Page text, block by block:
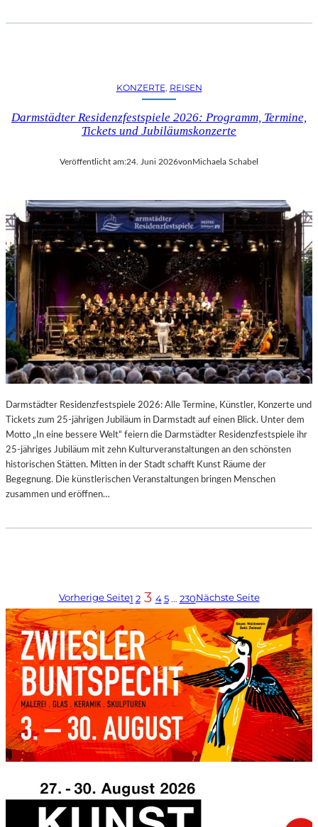
KONZERTE, REISEN
Darmstädter Residenzfestspiele 2026: Programm, Termine,
Tickets und Jubiläumskonzerte
Veröffentlicht am:24. Juni 2026vonMichaela Schabel
Darmstädter Residenzfestspiele 2026: Alle Termine, Künstler, Konzerte und
Tickets zum 25-jährigen Jubiläum in Darmstadt auf einen Blick. Unter dem
Motto „In eine bessere Welt“ feiern die Darmstädter Residenzfestspiele ihr
25-jähriges Jubiläum mit zehn Kulturveranstaltungen an den schönsten
historischen Stätten. Mitten in der Stadt schafft Kunst Räume der
Begegnung. Die künstlerischen Veranstaltungen bringen Menschen
zusammen und eröffnen…
Vorherige Seite1 2 3 4 5 … 230Nächste Seite